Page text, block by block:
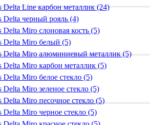
Delta Line карбон металлик (24)
Delta черный рояль (4)
Delta Miro слоновая кость (5)
Delta Miro белый (5)
Delta Miro алюминиевый металлик (5)
Delta Miro карбон металлик (5)
Delta Miro белое стекло (5)
Delta Miro зеленое стекло (5)
Delta Miro песочное стекло (5)
Delta Miro черное стекло (5)